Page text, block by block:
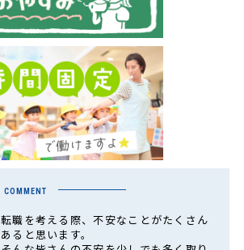
COMMENT
転職を考える際、不安なことがたくさん
あると思います。